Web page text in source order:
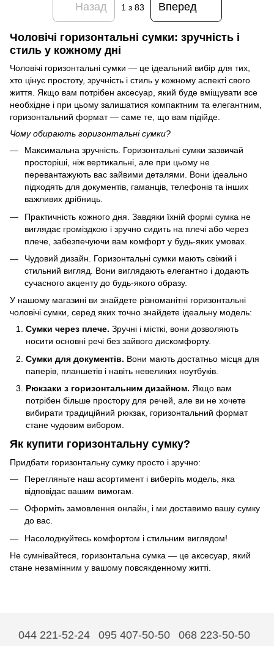
Назад 1 з 83 Вперед
Чоловічі горизонтальні сумки: зручність і
стиль у кожному дні
Чоловічі горизонтальні сумки — це ідеальний вибір для тих,
хто цінує простоту, зручність і стиль у кожному аспекті свого
життя. Якщо вам потрібен аксесуар, який буде вміщувати все
необхідне і при цьому залишатися компактним та елегантним,
горизонтальний формат — саме те, що вам підійде.
Чому обирають горизонтальні сумки?
Максимальна зручність. Горизонтальні сумки зазвичай
просторіші, ніж вертикальні, але при цьому не
перевантажують вас зайвими деталями. Вони ідеально
підходять для документів, гаманців, телефонів та інших
важливих дрібниць.
Практичність кожного дня. Завдяки їхній формі сумка не
виглядає громіздкою і зручно сидить на плечі або через
плече, забезпечуючи вам комфорт у будь-яких умовах.
Чудовий дизайн. Горизонтальні сумки мають свіжий і
стильний вигляд. Вони виглядають елегантно і додають
сучасного акценту до будь-якого образу.
У нашому магазині ви знайдете різноманітні горизонтальні
чоловічі сумки, серед яких точно знайдете ідеальну модель:
Сумки через плече. Зручні і місткі, вони дозволяють
носити основні речі без зайвого дискомфорту.
Сумки для документів. Вони мають достатньо місця для
паперів, планшетів і навіть невеликих ноутбуків.
Рюкзаки з горизонтальним дизайном. Якщо вам
потрібен більше простору для речей, але ви не хочете
вибирати традиційний рюкзак, горизонтальний формат
стане чудовим вибором.
Як купити горизонтальну сумку?
Придбати горизонтальну сумку просто і зручно:
Перегляньте наш асортимент і виберіть модель, яка
відповідає вашим вимогам.
Оформіть замовлення онлайн, і ми доставимо вашу сумку
до вас.
Насолоджуйтесь комфортом і стильним виглядом!
Не сумнівайтеся, горизонтальна сумка — це аксесуар, який
стане незамінним у вашому повсякденному житті.
044 221-52-24 095 407-50-50 068 223-50-50